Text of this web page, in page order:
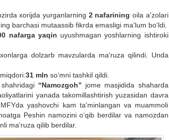
xorijda yurganlarning 2nafarining oila a'zolari
barchasi mutaassib fikrda emasligi ma'lum bo‘ldi.
nafarga yaqin uyushmagan yoshlarning ishtiroki
dolzarb mavzularda ma'ruza qilindi. Unda
31 mln so‘mni tashkil qildi.
“Namozgoh” jome masjidida shaharda
yanada takomillashtirish yuzasidan davra
yashovchi kam ta'minlangan va muammoli
Peshin namozini o‘qib berdilar va namozdan
ma'ruza qilib berdilar.